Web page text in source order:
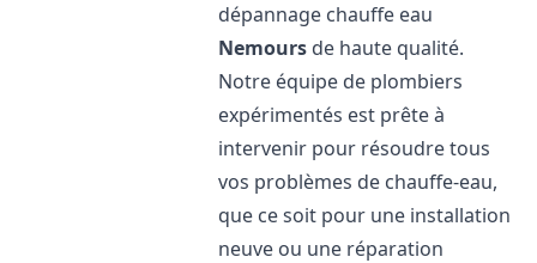
dépannage chauffe eau
Nemours de haute qualité.
Notre équipe de plombiers
expérimentés est prête à
intervenir pour résoudre tous
vos problèmes de chauffe-eau,
que ce soit pour une installation
neuve ou une réparation